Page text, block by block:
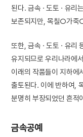
된다. 금속 · 도토 · 유리
보존되지만, 목칠○가죽
또한, 금속 · 도토 · 유리
유지되므로 우리나라에
이래의 작품들이 지하에
출토된다. 이에 반하여,
분명히 부장되었던 흔적
금속공예